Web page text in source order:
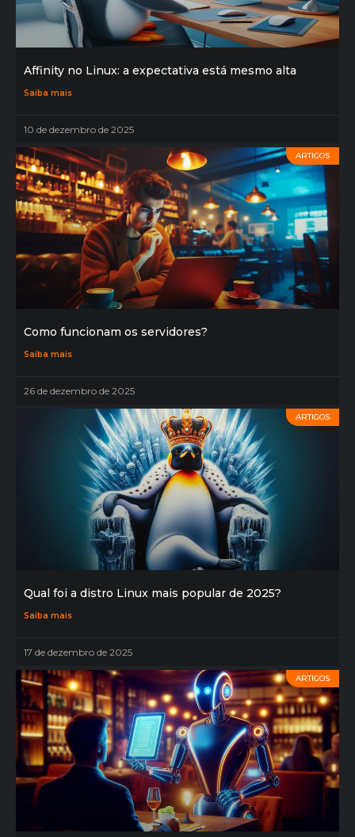
Affinity no Linux: a expectativa está mesmo alta
Saiba mais
10 de dezembro de 2025
ARTIGOS
Como funcionam os servidores?
Saiba mais
26 de dezembro de 2025
ARTIGOS
Qual foi a distro Linux mais popular de 2025?
Saiba mais
17 de dezembro de 2025
ARTIGOS